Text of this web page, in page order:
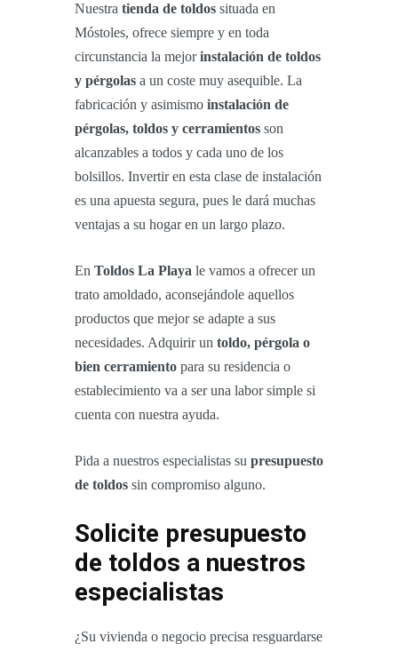
Nuestra tienda de toldos situada en
Móstoles, ofrece siempre y en toda
circunstancia la mejorinstalación de toldos
y pérgolas a un coste muy asequible. La
fabricación y asimismo instalación de
pérgolas, toldos y cerramientos son
alcanzables a todos y cada uno de los
bolsillos. Invertir en esta clase de instalación
es una apuesta segura, pues le dará muchas
ventajas a su hogar en un largo plazo.
En Toldos La Playa le vamos a ofrecer un
trato amoldado, aconsejándole aquellos
productos que mejor se adapte a sus
necesidades. Adquirir un toldo, pérgola o
bien cerramiento para su residencia o
establecimiento va a ser una labor simple si
cuenta con nuestra ayuda.
Pida a nuestros especialistas su presupuesto
de toldos sin compromiso alguno.
Solicite presupuesto
de toldos a nuestros
especialistas
¿Su vivienda o negocio precisa resguardarse